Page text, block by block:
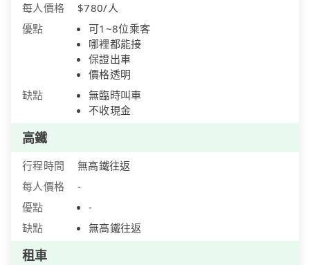
每人價格
$780/人
優點
可1~8位乘客
哪裡都能接
保證出車
價格透明
缺點
無臨時叫車
不收現金
高鐵
行程時間
無高鐵往返
每人價格
-
優點
-
缺點
無高鐵往返
租車